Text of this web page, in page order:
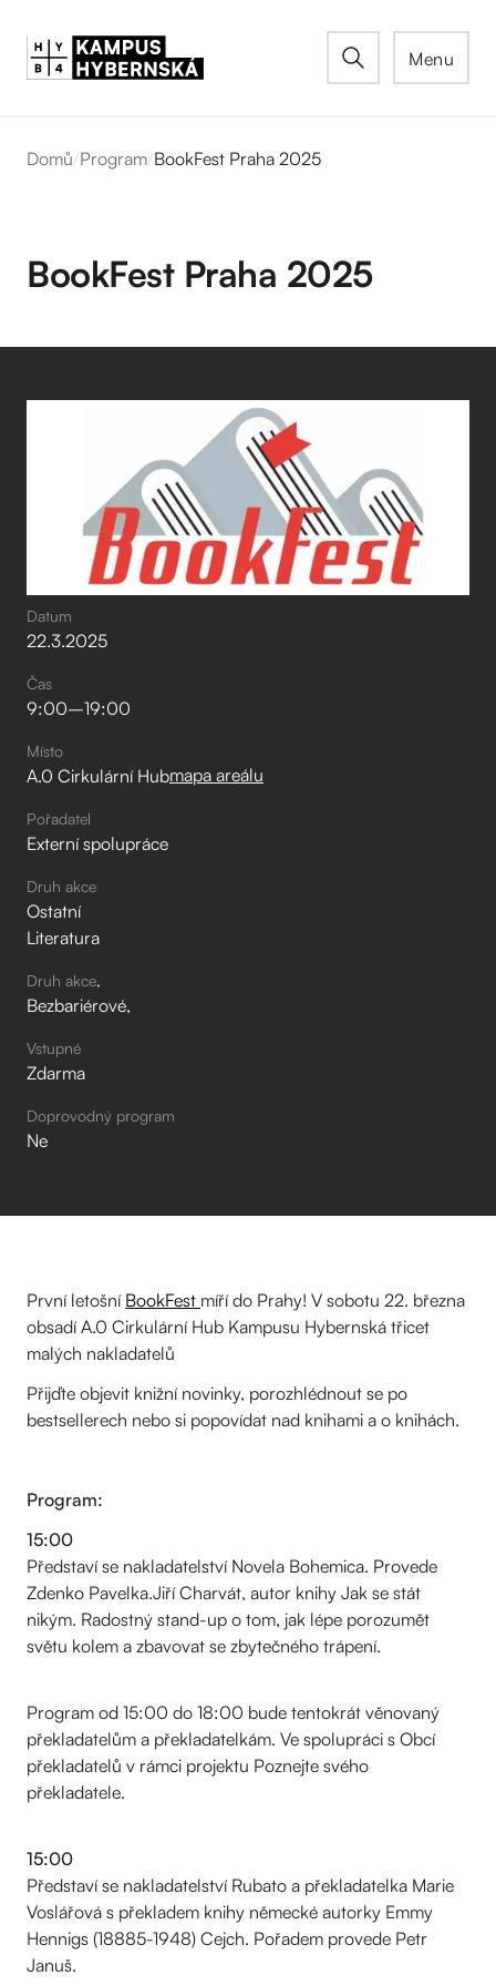
Menu
Domů/Program/BookFest Praha 2025
BookFest Praha 2025
Datum
22.3.2025
Čas
9:00–⁠19:00
Místo
A.0 Cirkulární Hubmapa areálu
Pořadatel
Externí spolupráce
Druh akce
Ostatní
Literatura
Druh akce
Bezbariérové
Vstupné
Zdarma
Doprovodný program
Ne
První letošní BookFest míří do Prahy! V sobotu 22. března
obsadí A.0 Cirkulární Hub Kampusu Hybernská třicet
malých nakladatelů
Přijďte objevit knižní novinky, porozhlédnout se po
bestsellerech nebo si popovídat nad knihami a o knihách.
Program:
15:00
Představí se nakladatelství Novela Bohemica. Provede
Zdenko Pavelka.Jiří Charvát, autor knihy Jak se stát
nikým. Radostný stand-up o tom, jak lépe porozumět
světu kolem a zbavovat se zbytečného trápení.
Program od 15:00 do 18:00 bude tentokrát věnovaný
překladatelům a překladatelkám. Ve spolupráci s Obcí
překladatelů v rámci projektu Poznejte svého
překladatele.
15:00
Představí se nakladatelství Rubato a překladatelka Marie
Voslářová s překladem knihy německé autorky Emmy
Hennigs (18885-1948) Cejch. Pořadem provede Petr
Januš.